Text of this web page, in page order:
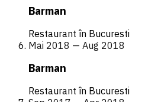
Barman
Restaurant în Bucuresti
Mai 2018 — Aug 2018
Barman
Restaurant în Bucuresti